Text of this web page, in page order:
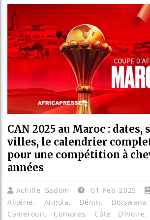
CAN 2025 au Maroc : dates,
villes, le calendrier
pour une compétition à
années
Achille Gadom 01 Feb 2025
Algérie, Angola, Bénin, Botswana
Cameroun, Comores, Côte D’Ivoire,